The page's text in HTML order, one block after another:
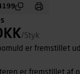
/Styk
er fremstillet
er fremstillet af